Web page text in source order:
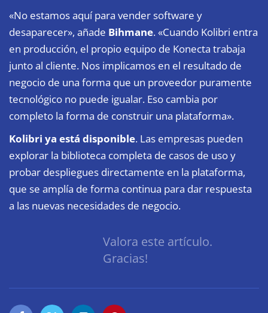
«No estamos aquí para vender software y
desaparecer», añade Bihmane. «Cuando Kolibri entra
en producción, el propio equipo de Konecta trabaja
junto al cliente. Nos implicamos en el resultado de
negocio de una forma que un proveedor puramente
tecnológico no puede igualar. Eso cambia por
completo la forma de construir una plataforma».
Kolibri ya está disponible. Las empresas pueden
explorar la biblioteca completa de casos de uso y
probar despliegues directamente en la plataforma,
que se amplía de forma continua para dar respuesta
a las nuevas necesidades de negocio.
Valora este artículo.
Gracias!